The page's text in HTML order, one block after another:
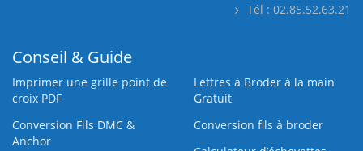
Tél : 02.85.52.63.21
Conseil & Guide
Imprimer une grille point de
croix PDF
Lettres à Broder à la main
Gratuit
Conversion Fils DMC &
Anchor
Conversion fils à broder